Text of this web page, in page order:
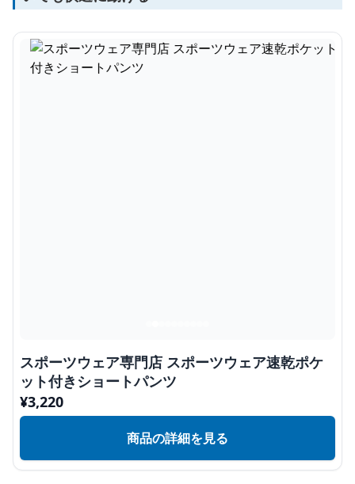
スポーツウェア専門店 スポーツウェア速乾ポケ
ット付きショートパンツ
¥3,220
商品の詳細を見る